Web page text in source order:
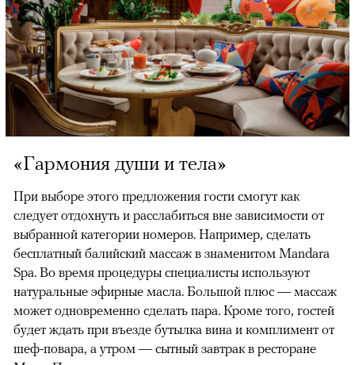
«Гармония души и тела»
При выборе этого предложения гости смогут как
следует отдохнуть и расслабиться вне зависимости от
выбранной категории номеров. Например, сделать
бесплатный балийский массаж в знаменитом Mandara
Spa. Во время процедуры специалисты используют
натуральные эфирные масла. Большой плюс — массаж
может одновременно сделать пара. Кроме того, гостей
будет ждать при въезде бутылка вина и комплимент от
шеф-повара, а утром — сытный завтрак в ресторане